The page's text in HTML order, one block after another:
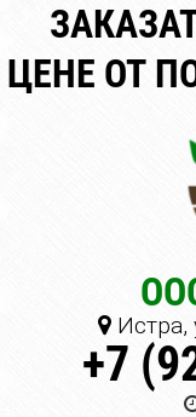
ЦЕНЕ ОТ
Истра,
+7